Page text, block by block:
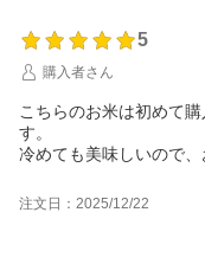
5
購入者さん
こちらのお米は初めて
す。
冷めても美味しいので
注文日：2025/12/22